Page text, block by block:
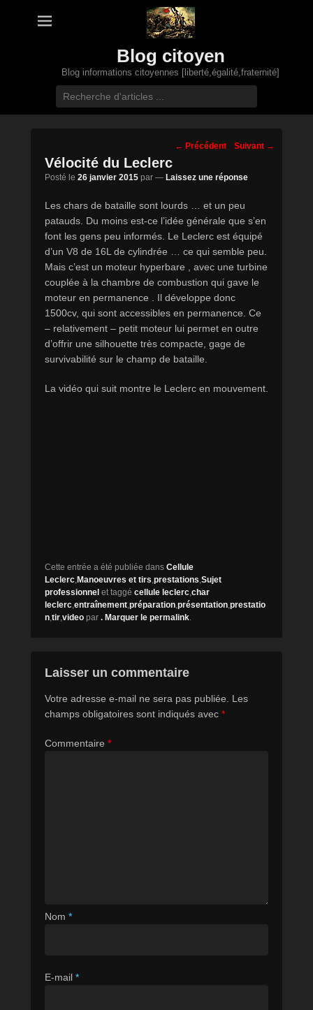
Blog citoyen
Blog informations citoyennes [liberté,égalité,fraternité]
Navigation
posts
← Précédent Suivant →
Vélocité du Leclerc
Posté le 26 janvier 2015 par — Laissez une réponse
Les chars de bataille sont lourds … et un peu
patauds. Du moins est-ce l’idée générale que s’en
font les gens peu informés. Le Leclerc est équipé
d’un V8 de 16L de cylindrée … ce qui semble peu.
Mais c’est un moteur hyperbare , avec une turbine
couplée à la chambre de combustion qui gave le
moteur en permanence . Il développe donc
1500cv, qui sont accessibles en permanence. Ce
– relativement – petit moteur lui permet en outre
d’offrir une silhouette très compacte, gage de
survivabilité sur le champ de bataille.
La vidéo qui suit montre le Leclerc en mouvement.
Cette entrée a été publiée dans Cellule
Leclerc,Manoeuvres et tirs,prestations,Sujet
professionnel et taggé cellule leclerc,char
leclerc,entraînement,préparation,présentation,prestatio
n,tir,video par . Marquer le permalink.
Laisser un commentaire
Votre adresse e-mail ne sera pas publiée.
Les
champs obligatoires sont indiqués avec *
Commentaire *
Nom *
E-mail *